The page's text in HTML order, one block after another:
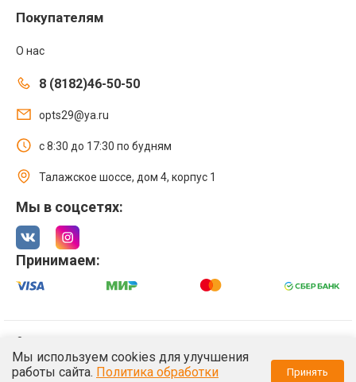
Покупателям
О нас
8 (8182)46-50-50
opts29@ya.ru
с 8:30 до 17:30 по будням
Талажское шоссе, дом 4, корпус 1
Мы в соцсетях:
Принимаем:
Политика обработки персональных данных
Мы используем cookies для улучшения
работы сайта. Политика обработки
Принять